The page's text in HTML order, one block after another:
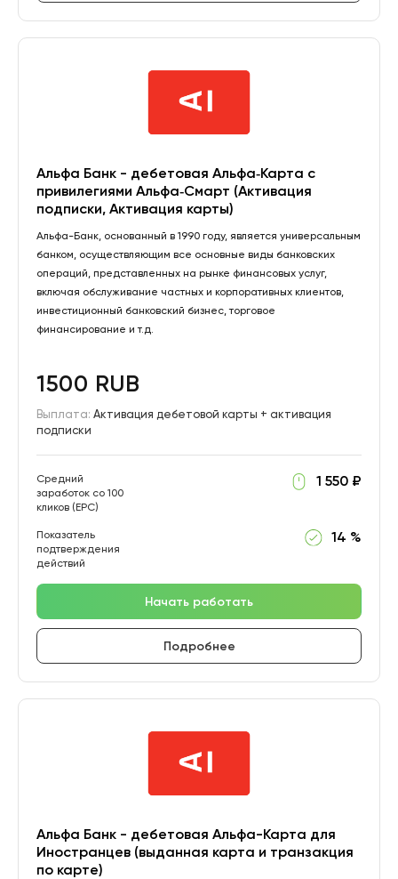
Альфа Банк - дебетовая Альфа‑Карта с
привилегиями Альфа‑Смарт (Активация
подписки, Активация карты)
Альфа-Банк, основанный в 1990 году, является универсальным
банком, осуществляющим все основные виды банковских
операций, представленных на рынке финансовых услуг,
включая обслуживание частных и корпоративных клиентов,
инвестиционный банковский бизнес, торговое
финансирование и т.д.
1500 RUB
Выплата: Активация дебетовой карты + активация
подписки
Средний
заработок со 100
кликов (EPC)
1 550 ₽
Показатель
подтверждения
действий
14 %
Начать работать
Подробнее
Альфа Банк - дебетовая Альфа-Карта для
Иностранцев (выданная карта и транзакция
по карте)